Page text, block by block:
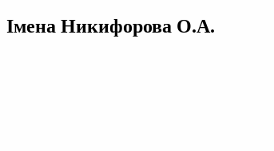
Імена Никифорова О.А.